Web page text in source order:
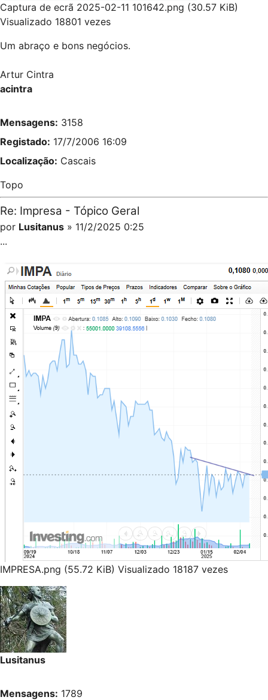
Captura de ecrã 2025-02-11 101642.png (30.57 KiB)
Visualizado 18801 vezes
Um abraço e bons negócios.
Artur Cintra
acintra
Mensagens: 3158
Registado: 17/7/2006 16:09
Localização: Cascais
Topo
Re: Impresa - Tópico Geral
por Lusitanus » 11/2/2025 0:25
...
IMPRESA.png (55.72 KiB) Visualizado 18187 vezes
Lusitanus
Mensagens: 1789